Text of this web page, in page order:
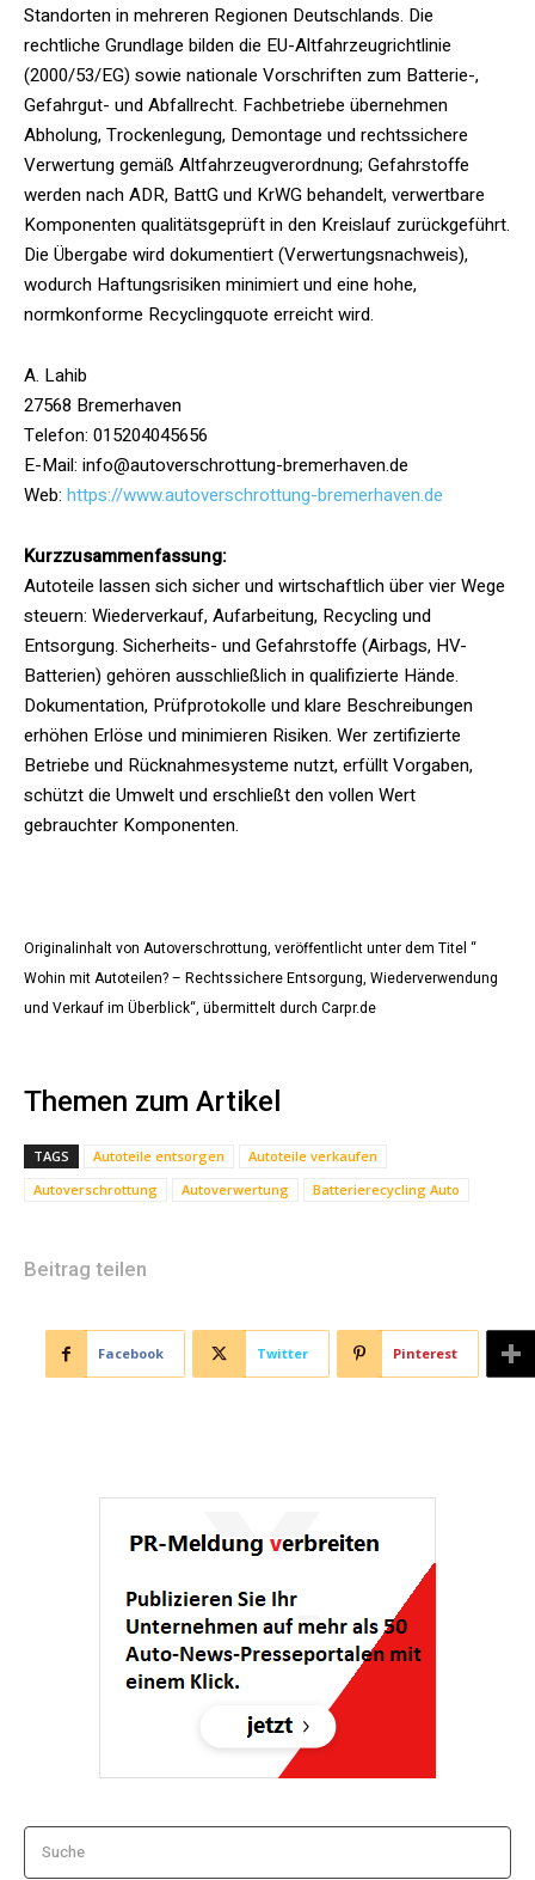
Standorten in mehreren Regionen Deutschlands. Die
rechtliche Grundlage bilden die EU-Altfahrzeugrichtlinie
(2000/53/EG) sowie nationale Vorschriften zum Batterie-,
Gefahrgut- und Abfallrecht. Fachbetriebe übernehmen
Abholung, Trockenlegung, Demontage und rechtssichere
Verwertung gemäß Altfahrzeugverordnung; Gefahrstoffe
werden nach ADR, BattG und KrWG behandelt, verwertbare
Komponenten qualitätsgeprüft in den Kreislauf zurückgeführt.
Die Übergabe wird dokumentiert (Verwertungsnachweis),
wodurch Haftungsrisiken minimiert und eine hohe,
normkonforme Recyclingquote erreicht wird.
A. Lahib
27568 Bremerhaven
Telefon: 015204045656
E-Mail: info@autoverschrottung-bremerhaven.de
Web: https://www.autoverschrottung-bremerhaven.de
Kurzzusammenfassung:
Autoteile lassen sich sicher und wirtschaftlich über vier Wege
steuern: Wiederverkauf, Aufarbeitung, Recycling und
Entsorgung. Sicherheits- und Gefahrstoffe (Airbags, HV-
Batterien) gehören ausschließlich in qualifizierte Hände.
Dokumentation, Prüfprotokolle und klare Beschreibungen
erhöhen Erlöse und minimieren Risiken. Wer zertifizierte
Betriebe und Rücknahmesysteme nutzt, erfüllt Vorgaben,
schützt die Umwelt und erschließt den vollen Wert
gebrauchter Komponenten.
Originalinhalt von Autoverschrottung, veröffentlicht unter dem Titel “
Wohin mit Autoteilen? – Rechtssichere Entsorgung, Wiederverwendung
und Verkauf im Überblick“, übermittelt durch Carpr.de
Themen zum Artikel
TAGS Autoteile entsorgen
Autoteile verkaufen
Autoverschrottung
Autoverwertung Batterierecycling Auto
Beitrag teilen
Facebook Twitter Pinterest
Suche